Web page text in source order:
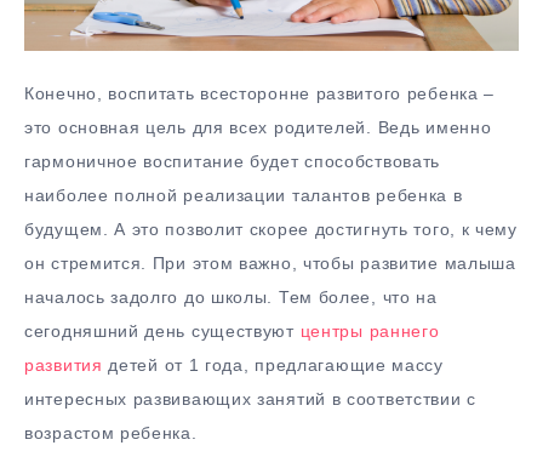
Конечно, воспитать всесторонне развитого ребенка –
это основная цель для всех родителей. Ведь именно
гармоничное воспитание будет способствовать
наиболее полной реализации талантов ребенка в
будущем. А это позволит скорее достигнуть того, к чему
он стремится. При этом важно, чтобы развитие малыша
началось задолго до школы. Тем более, что на
сегодняшний день существуют центры раннего
развития детей от 1 года, предлагающие массу
интересных развивающих занятий в соответствии с
возрастом ребенка.